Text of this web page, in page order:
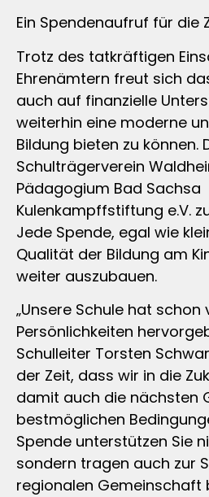
Ein Spendenaufruf für die
Trotz des tatkräftigen
Ehrenämtern freut sich
auch auf finanzielle
weiterhin eine moderne
Bildung bieten zu können.
Schulträgerverein
Pädagogium Bad Sachsa
Kulenkampffstiftung e.V.
Jede Spende, egal wie
Qualität der Bildung am
weiter auszubauen.
„Unsere Schule hat
Persönlichkeiten
Schulleiter Torsten
der Zeit, dass wir in die
damit auch die nächsten
bestmöglichen
Spende unterstützen Sie
sondern tragen auch zur
regionalen Gemeinschaft